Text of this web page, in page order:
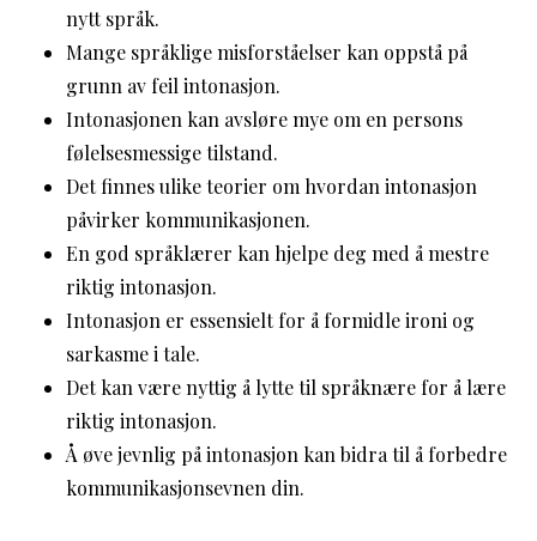
nytt språk.
Mange språklige misforståelser kan oppstå på
grunn av feil intonasjon.
Intonasjonen kan avsløre mye om en persons
følelsesmessige tilstand.
Det finnes ulike teorier om hvordan intonasjon
påvirker kommunikasjonen.
En god språklærer kan hjelpe deg med å mestre
riktig intonasjon.
Intonasjon er essensielt for å formidle ironi og
sarkasme i tale.
Det kan være nyttig å lytte til språknære for å lære
riktig intonasjon.
Å øve jevnlig på intonasjon kan bidra til å forbedre
kommunikasjonsevnen din.